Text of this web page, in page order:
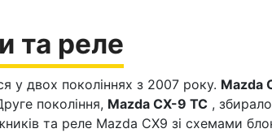
та реле
у двох поколіннях з 2007 року. Mazda
покоління, Mazda CX-9 TC ,
та реле Mazda СХ9 зі схемами